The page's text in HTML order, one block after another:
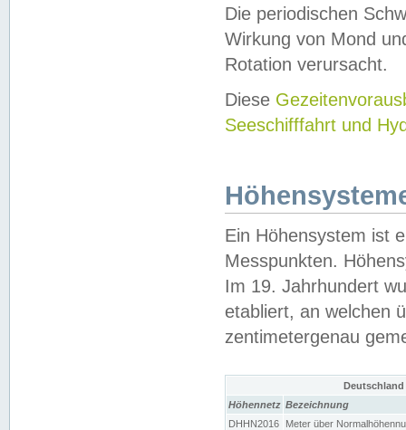
Die periodischen
Wirkung von Mond
Rotation verursacht.
Diese
Seeschifffahrt und
Ein Höhensystem ist
Messpunkten.
Im 19. Jahrhundert
etabliert, an welchen
zentimetergenau
Höhennetz Bezeichnung
DHHN2016
Meter über